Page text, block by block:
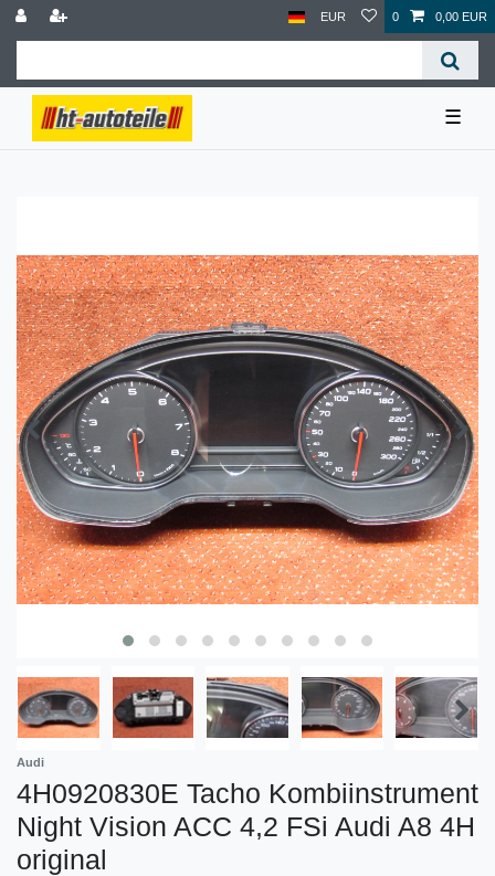
EUR 0 0,00 EUR
☰
Audi
4H0920830E Tacho Kombiinstrument
Night Vision ACC 4,2 FSi Audi A8 4H
original